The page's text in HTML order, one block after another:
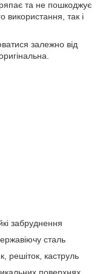
та не пошкоджує
використання, так і
залежно від
забруднення
сталь
решіток, каструль